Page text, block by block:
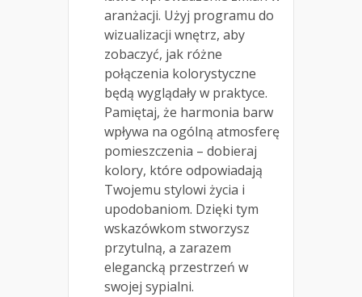
aranżacji. Użyj programu do
wizualizacji wnętrz, aby
zobaczyć, jak różne
połączenia kolorystyczne
będą wyglądały w praktyce.
Pamiętaj, że harmonia barw
wpływa na ogólną atmosferę
pomieszczenia – dobieraj
kolory, które odpowiadają
Twojemu stylowi życia i
upodobaniom. Dzięki tym
wskazówkom stworzysz
przytulną, a zarazem
elegancką przestrzeń w
swojej sypialni.